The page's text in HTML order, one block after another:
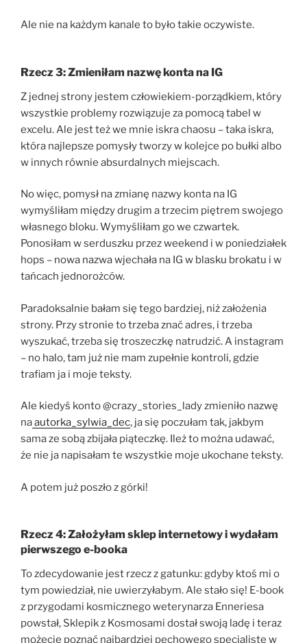
Ale nie na każdym kanale to było takie oczywiste.
Rzecz 3: Zmieniłam nazwę konta na IG
Z jednej strony jestem człowiekiem-porządkiem, który
wszystkie problemy rozwiązuje za pomocą tabel w
excelu. Ale jest też we mnie iskra chaosu – taka iskra,
która najlepsze pomysły tworzy w kolejce po bułki albo
w innych równie absurdalnych miejscach.
No więc, pomysł na zmianę nazwy konta na IG
wymyśliłam między drugim a trzecim piętrem swojego
własnego bloku. Wymyśliłam go we czwartek.
Ponosiłam w serduszku przez weekend i w poniedziałek
hops – nowa nazwa wjechała na IG w blasku brokatu i w
tańcach jednorożców.
Paradoksalnie bałam się tego bardziej, niż założenia
strony. Przy stronie to trzeba znać adres, i trzeba
wyszukać, trzeba się troszeczkę natrudzić. A instagram
– no halo, tam już nie mam zupełnie kontroli, gdzie
trafiam ja i moje teksty.
Ale kiedyś konto @crazy_stories_lady zmieniło nazwę
naautorka_sylwia_dec, ja się poczułam tak, jakbym
sama ze sobą zbijała piąteczkę. Ileż to można udawać,
że nie ja napisałam te wszystkie moje ukochane teksty.
A potem już poszło z górki!
Rzecz 4: Założyłam sklep internetowy i wydałam
pierwszego e-booka
To zdecydowanie jest rzecz z gatunku: gdyby ktoś mi o
tym powiedział, nie uwierzyłabym. Ale stało się! E-book
z przygodami kosmicznego weterynarza Enneriesa
powstał, Sklepik z Kosmosami dostał swoją ladę i teraz
możecie poznać najbardziej pechowego specjalistę w